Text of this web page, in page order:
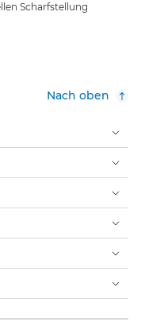
Scharfstellung
Nach oben